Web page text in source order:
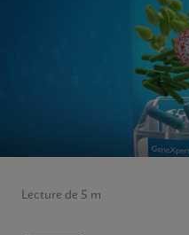
Lecture de 5 m